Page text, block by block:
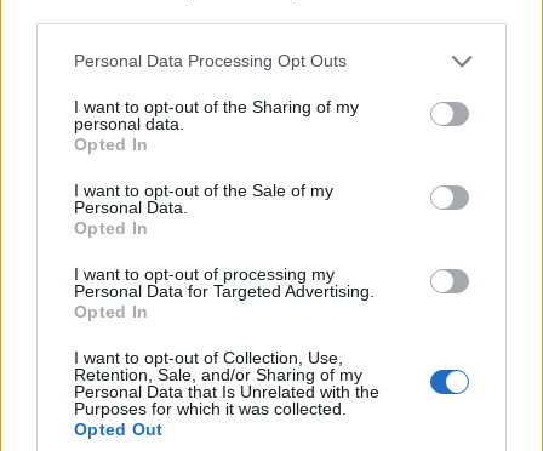
Please note that this website/app uses one or more Google
not limited to your visit or usage behaviour. You may click to
grant or deny consent to Google and its third-party tags to
use your data for below specified purposes in below Google
consent section.
Personal Data Processing Opt Outs
I want to opt-out of the Sharing of my
personal data.
Opted In
I want to opt-out of the Sale of my
Personal Data.
Opted In
I want to opt-out of processing my
Personal Data for Targeted Advertising.
Opted In
I want to opt-out of Collection, Use,
Retention, Sale, and/or Sharing of my
Personal Data that Is Unrelated with the
Purposes for which it was collected.
Opted Out
minimalizmusnak is. Először a Momofuku…
Sós, de nem pogácsa: Kecskesajtos-
•2015. január 27.
Elismerem, hogy egy cukrászdában jól jön, ha találsz
mindig sósat is, de biztos vagyok benne, hogy nem
kell mindig pogácsának lennie. Vannak helyek már
Budapesten is, ahol ez evidens, lásd pl. á table!
Boulangerie, itt mindig többféle quiche-ből lehet
választani. Én szeretem a…